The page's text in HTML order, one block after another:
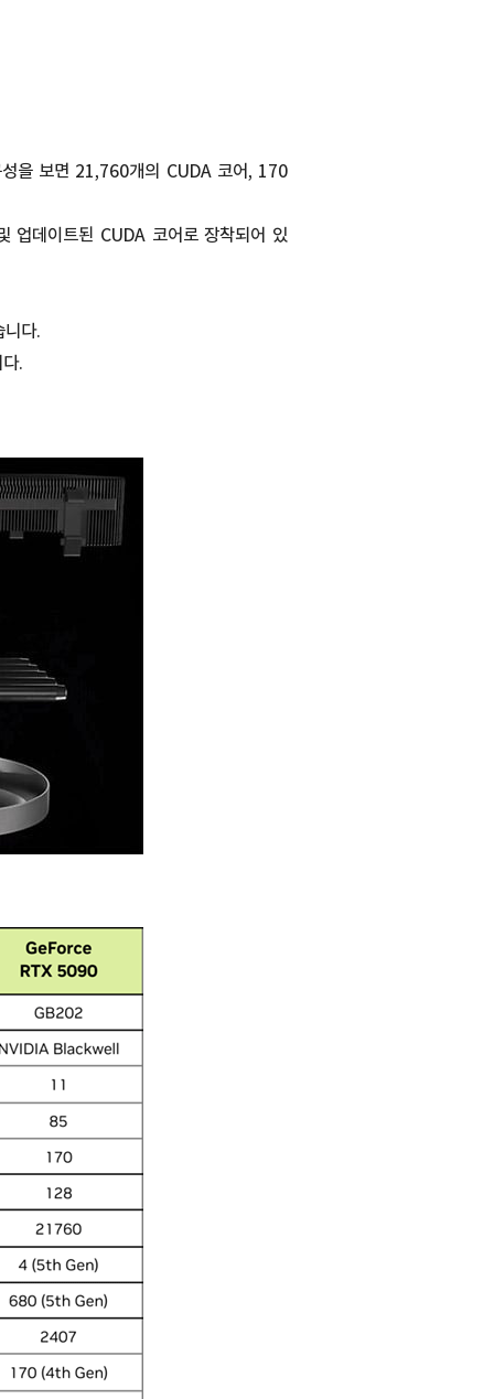
을 보면 21,760개의 CUDA 코어, 170
데이트된 CUDA 코어로 장착되어 있
다.
.